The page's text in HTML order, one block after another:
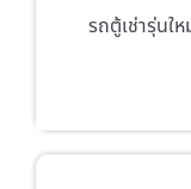
รถตู้เช่ารุ่นใ